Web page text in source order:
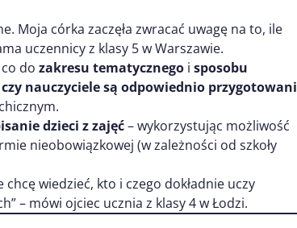
Moja córka zaczęła zwracać uwagę na to, ile
uczennicy z klasy 5 w Warszawie.
do zakresu tematycznego i sposobu
czy nauczyciele są odpowiednio przygotowani
dzieci z zajęć– wykorzystując możliwość
nieobowiązkowej (w zależności od szkoły
wiedzieć, kto i czego dokładnie uczy
– mówi ojciec ucznia z klasy 4 w Łodzi.